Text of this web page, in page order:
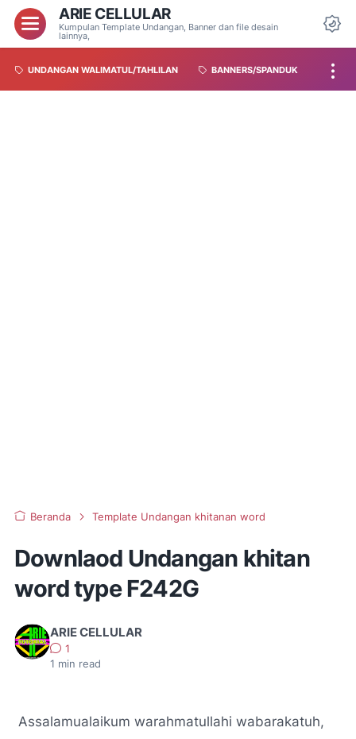
ARIE CELLULAR
Kumpulan Template Undangan, Banner dan file desain
lainnya,
UNDANGAN WALIMATUL/TAHLILAN BANNERS/SPANDUK
Beranda Template Undangan khitanan word
Downlaod Undangan khitan
word type F242G
ARIE CELLULAR
1
1 min read
Assalamualaikum warahmatullahi wabarakatuh,